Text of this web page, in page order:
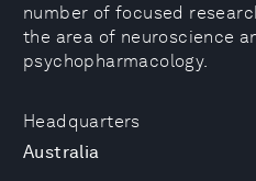
Headquarters
Australia
number of focused
the area of neuroscience
psychopharmacology.